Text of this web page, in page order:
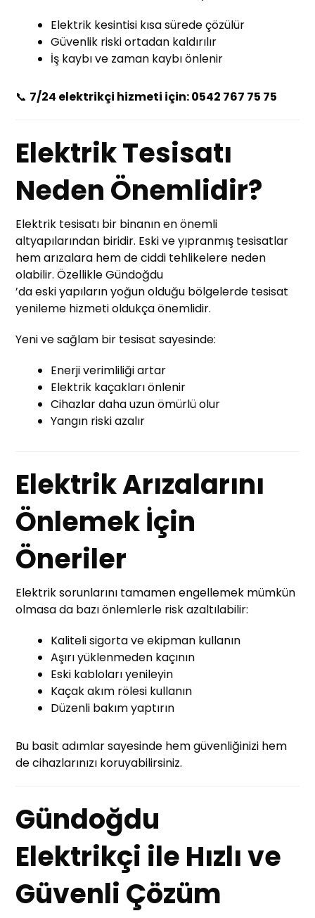
Elektrik kesintisi kısa sürede çözülür
Güvenlik riski ortadan kaldırılır
İş kaybı ve zaman kaybı önlenir
📞 7/24 elektrikçi hizmeti için: 0542 767 75 75
Elektrik Tesisatı
Neden Önemlidir?
Elektrik tesisatı bir binanın en önemli
altyapılarından biridir. Eski ve yıpranmış tesisatlar
hem arızalara hem de ciddi tehlikelere neden
olabilir. Özellikle Gündoğdu
’da eski yapıların yoğun olduğu bölgelerde tesisat
yenileme hizmeti oldukça önemlidir.
Yeni ve sağlam bir tesisat sayesinde:
Enerji verimliliği artar
Elektrik kaçakları önlenir
Cihazlar daha uzun ömürlü olur
Yangın riski azalır
Elektrik Arızalarını
Önlemek İçin
Öneriler
Elektrik sorunlarını tamamen engellemek mümkün
olmasa da bazı önlemlerle risk azaltılabilir:
Kaliteli sigorta ve ekipman kullanın
Aşırı yüklenmeden kaçının
Eski kabloları yenileyin
Kaçak akım rölesi kullanın
Düzenli bakım yaptırın
Bu basit adımlar sayesinde hem güvenliğinizi hem
de cihazlarınızı koruyabilirsiniz.
Gündoğdu
Elektrikçi ile Hızlı ve
Güvenli Çözüm